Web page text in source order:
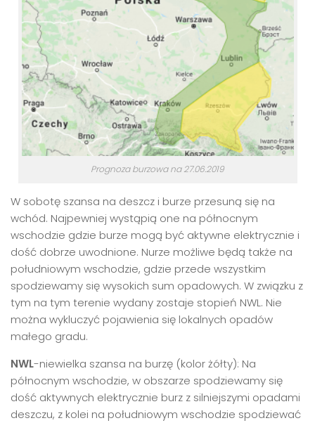
Prognoza burzowa na 27.06.2019
W sobotę szansa na deszcz i burze przesuną się na
wchód. Najpewniej wystąpią one na północnym
wschodzie gdzie burze mogą być aktywne elektrycznie i
dość dobrze uwodnione. Nurze możliwe będą także na
południowym wschodzie, gdzie przede wszystkim
spodziewamy się wysokich sum opadowych. W związku z
tym na tym terenie wydany zostaje stopień NWL. Nie
można wykluczyć pojawienia się lokalnych opadów
małego gradu.
NWL-niewielka szansa na burzę (kolor żółty): Na
północnym wschodzie, w obszarze spodziewamy się
dość aktywnych elektrycznie burz z silniejszymi opadami
deszczu, z kolei na południowym wschodzie spodziewać